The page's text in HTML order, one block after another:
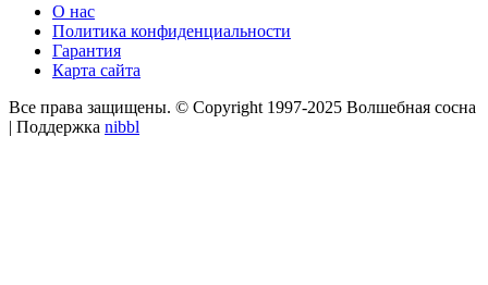
О нас
Политика конфиденциальности
Гарантия
Карта сайта
Все права защищены. © Copyright 1997-2025 Волшебная сосна
| Поддержка nibbl